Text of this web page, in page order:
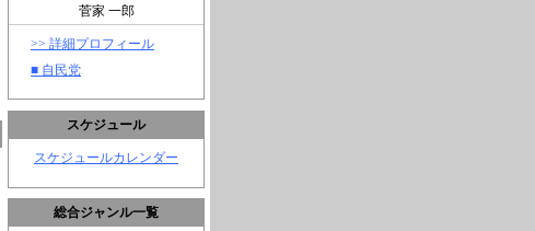
菅家 一郎
>> 詳細プロフィール
■ 自民党
スケジュール
スケジュールカレンダー
総合ジャンル一覧